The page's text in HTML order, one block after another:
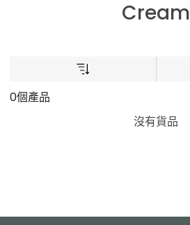
Cream
0個產品
沒有貨品